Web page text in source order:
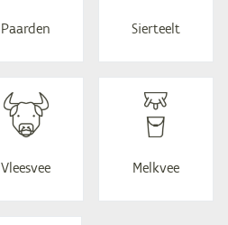
Paar­den Sier­teelt
Vlees­vee Melk­vee